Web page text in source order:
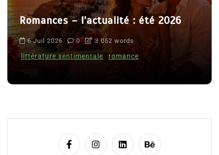
Romances – l’actualité : été 2026
6 Juil 2026 0 3 052 words
littérature sentimentale romance